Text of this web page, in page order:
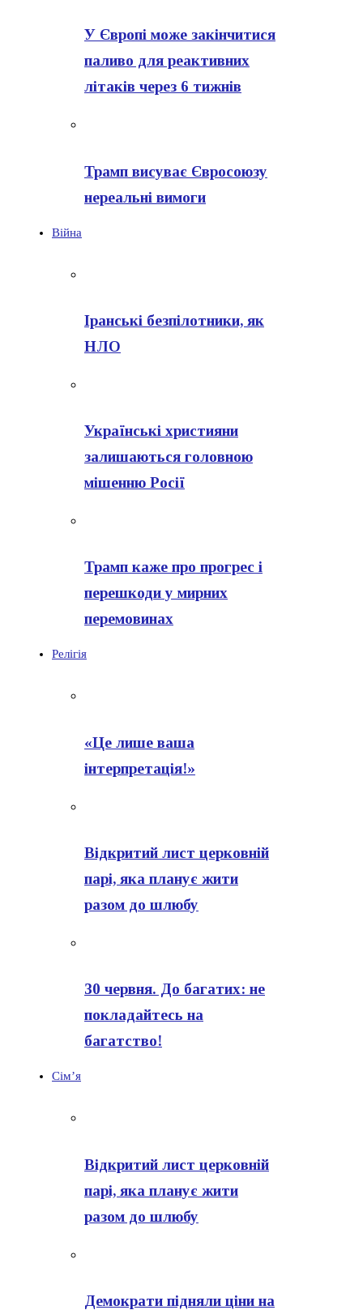
У Європі може закінчитися
паливо для реактивних
літаків через 6 тижнів
Трамп висуває Євросоюзу
нереальні вимоги
Війна
Іранські безпілотники, як
НЛО
Українські християни
залишаються головною
мішенню Росії
Трамп каже про прогрес і
перешкоди у мирних
перемовинах
Релігія
«Це лише ваша
інтерпретація!»
Відкритий лист церковній
парі, яка планує жити
разом до шлюбу
30 червня. До багатих: не
покладайтесь на
багатство!
Сім’я
Відкритий лист церковній
парі, яка планує жити
разом до шлюбу
Демократи підняли ціни на